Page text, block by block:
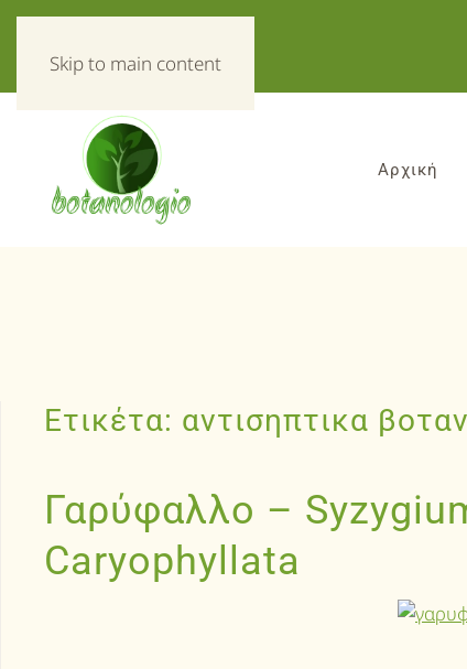
Skip to main content
Αρχική
Ετικέτα: αντισηπτικα
Γαρύφαλλο –
Caryophyllata